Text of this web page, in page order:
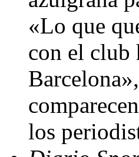
«Lo que
con el club
los